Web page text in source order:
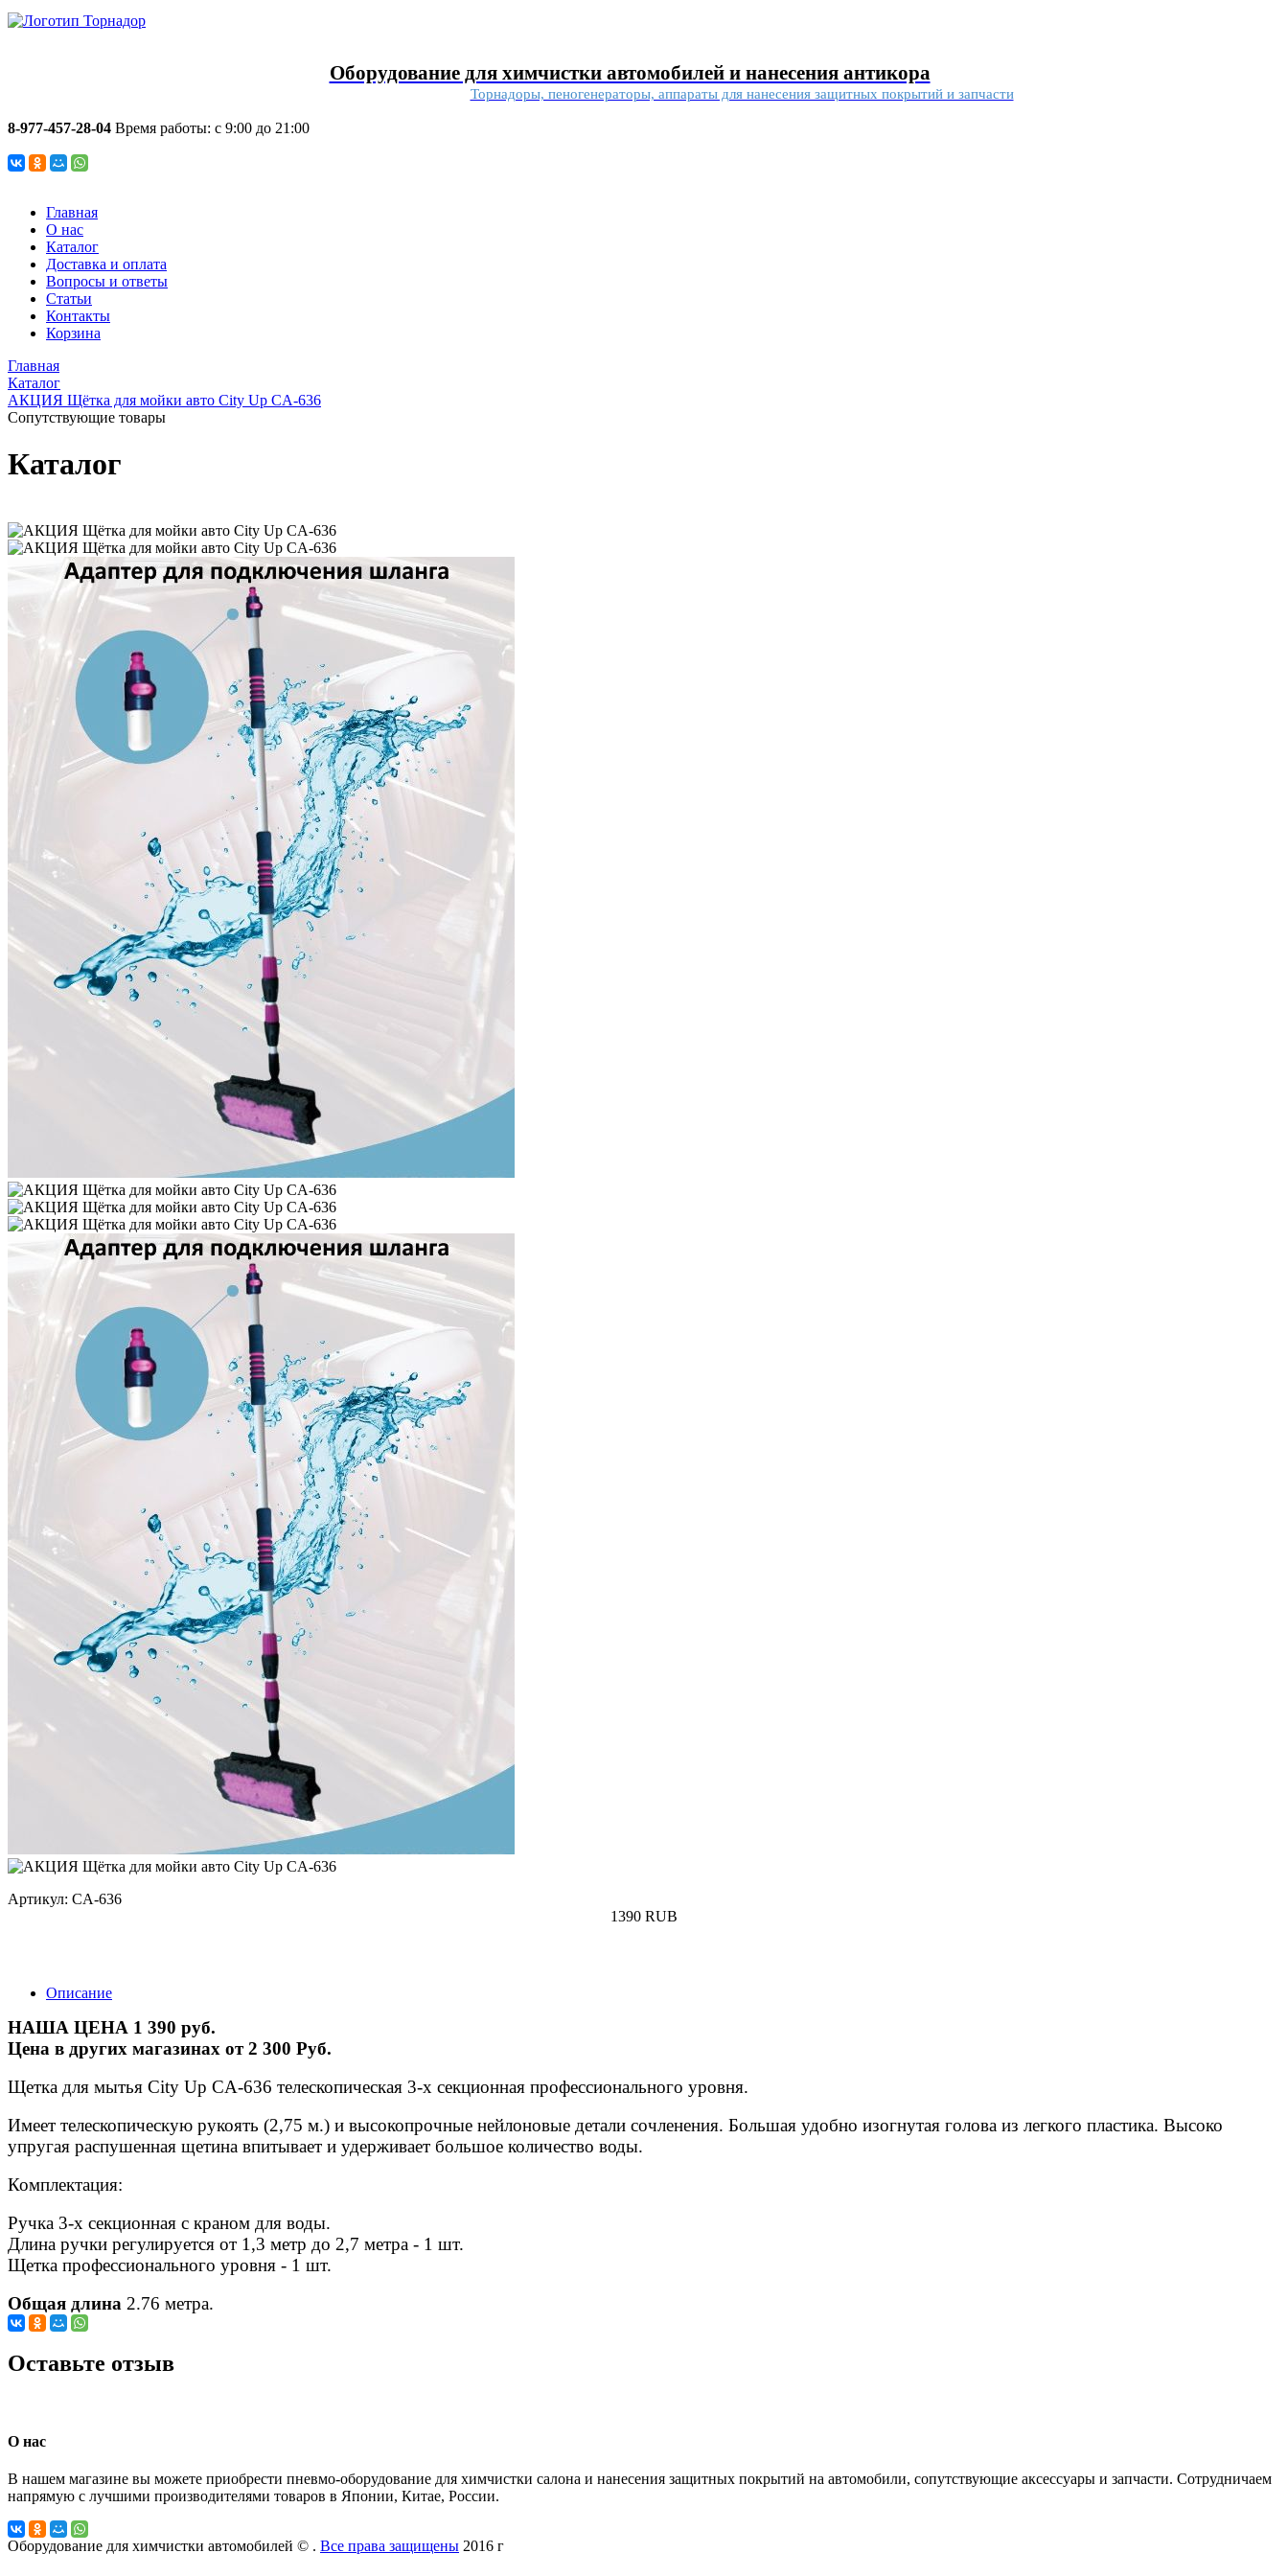
Оборудование для химчистки автомобилей и нанесения антикора
Торнадоры, пеногенераторы, аппараты для нанесения защитных покрытий и запчасти
8-977-457-28-04 Время работы: с 9:00 до 21:00
Главная
О нас
Каталог
Доставка и оплата
Вопросы и ответы
Статьи
Контакты
Корзина
Главная
Каталог
АКЦИЯ Щётка для мойки авто City Up CA-636
Сопутствующие товары
Каталог
Артикул: CA-636
1390 RUB
Описание
НАША ЦЕНА 1 390 руб.
Цена в других магазинах от 2 300 Руб.
Щетка для мытья City Up CA-636 телескопическая 3-х секционная профессионального уровня.
Имеет телескопическую рукоять (2,75 м.) и высокопрочные нейлоновые детали сочленения. Большая удобно изогнутая голова из легкого пластика. Высоко
упругая распушенная щетина впитывает и удерживает большое количество воды.
Комплектация:
Ручка 3-х секционная с краном для воды.
Длина ручки регулируется от 1,3 метр до 2,7 метра - 1 шт.
Щетка профессионального уровня - 1 шт.
Общая длина 2.76 метра.
Оставьте отзыв
О нас
В нашем магазине вы можете приобрести пневмо-оборудование для химчистки салона и нанесения защитных покрытий на автомобили, сопутствующие аксессуары и запчасти. Сотрудничаем
напрямую с лучшими производителями товаров в Японии, Китае, России.
Оборудование для химчистки автомобилей © . Все права защищены 2016 г